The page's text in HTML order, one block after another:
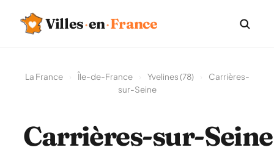
Villes·en·France
La France Île-de-France Yvelines (78)
Carrières-
sur-Seine
Carrières-sur-Seine